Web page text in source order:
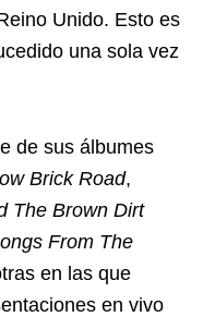
Unido. Esto es
una sola vez
de sus álbumes
Brick Road,
The Brown Dirt
From The
en las que
en vivo